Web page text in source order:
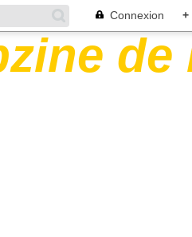
Connexion +